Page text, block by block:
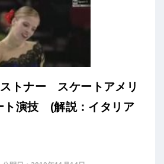
トナー スケートアメリ
演技 (解説：イタリア